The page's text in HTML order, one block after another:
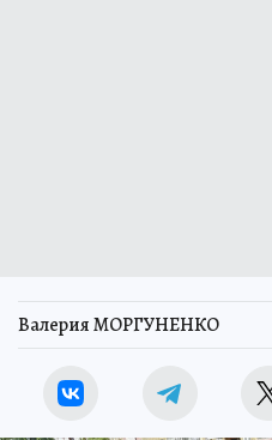
Валерия МОРГУНЕНКО